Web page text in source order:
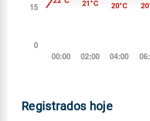
Registrados hoje